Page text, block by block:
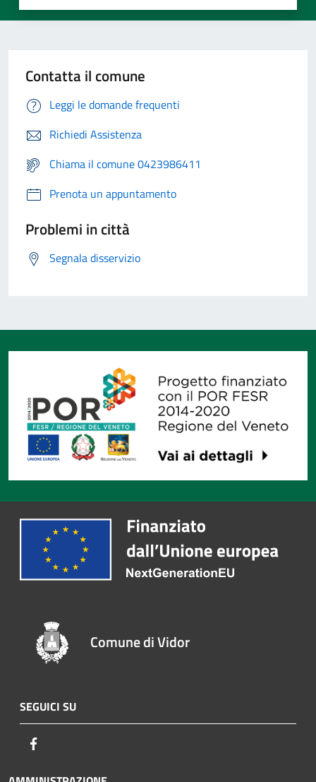
Contatta il comune
Leggi le domande frequenti
Richiedi Assistenza
Chiama il comune 0423986411
Prenota un appuntamento
Problemi in città
Segnala disservizio
Comune di Vidor
SEGUICI SU